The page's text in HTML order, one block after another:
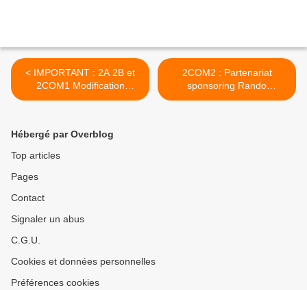
< IMPORTANT : 2A 2B et
2COM1 Modification
programme stage sécurité
2COM2 : Partenariat
sponsoring Rando
Guadeloupe 2018 >
Hébergé par Overblog
Top articles
Pages
Contact
Signaler un abus
C.G.U.
Cookies et données personnelles
Préférences cookies